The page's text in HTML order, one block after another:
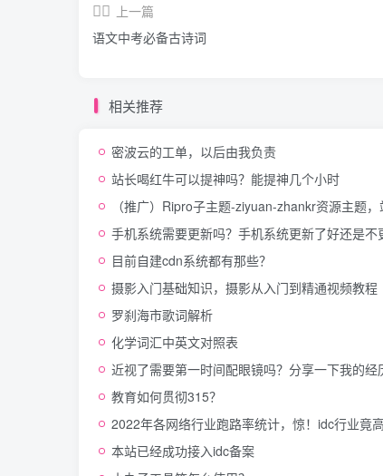
上一篇
语文中考必备古诗词
相关推荐
密波云的工单，以后由我负责
站长喝红牛可以提神吗？能提神几个小时
（推广）Ripro子主题-ziyuan-zhankr资源主
手机系统需要更新吗？手机系统更新了好还是不
目前自建cdn系统都有那些？
摄影入门基础知识，摄影从入门到精通视频教程
罗刹海市歌词解析
化学词汇中英文对照表
近视了需要第一时间配眼镜吗？分享一下我的经
教育如何贯彻315？
2022年各网络行业跑路率统计，惊！idc行业竟
本站已经成功接入idc备案